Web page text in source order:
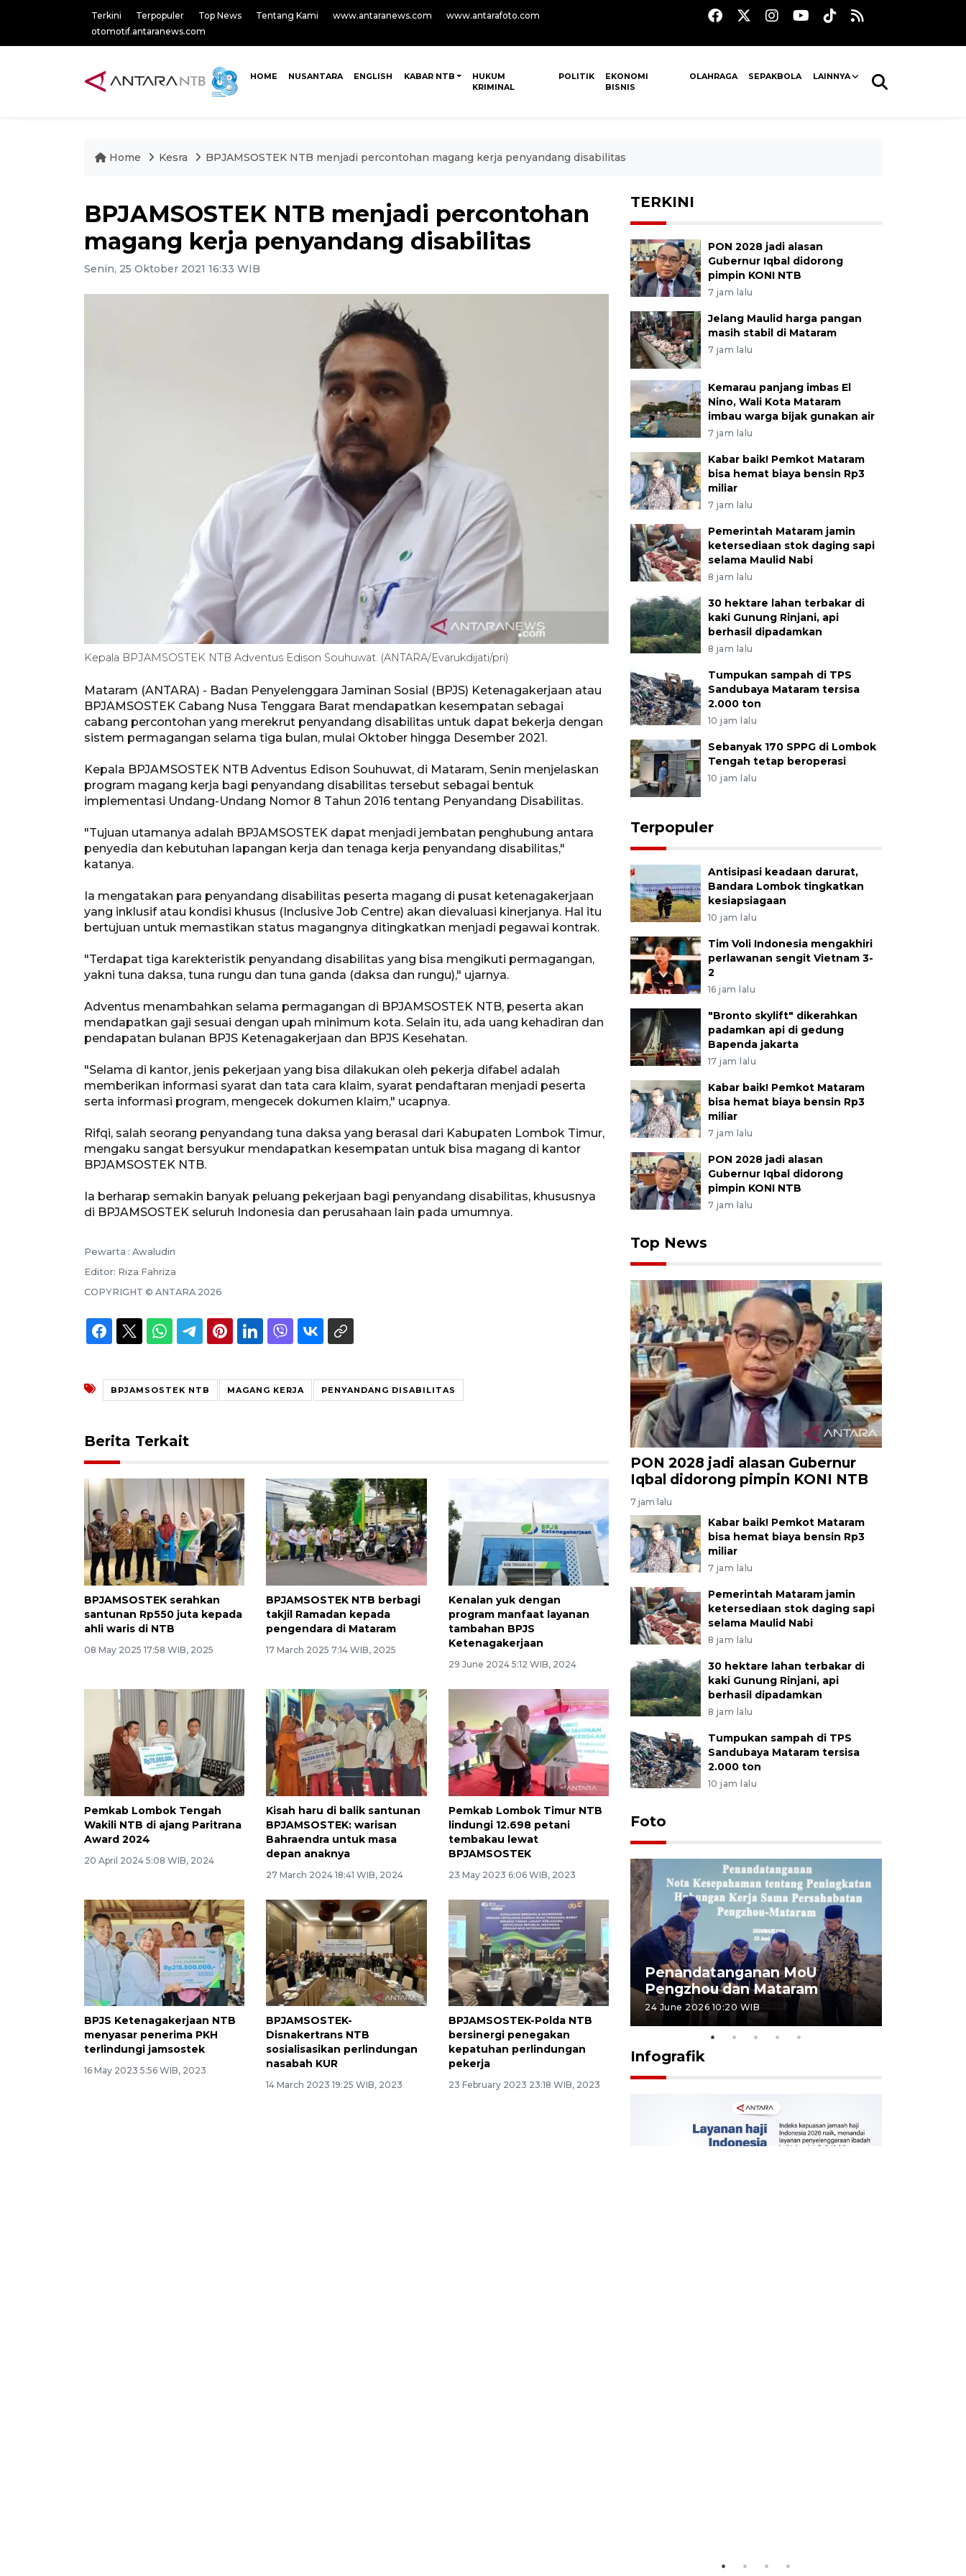
Terkini Terpopuler Top News Tentang Kami www.antaranews.com
www.antarafoto.com
otomotif.antaranews.com
HOME NUSANTARA ENGLISH KABAR NTB
HUKUM
KRIMINAL
POLITIK
EKONOMI
BISNIS
OLAHRAGA SEPAKBOLA LAINNYA
Home Kesra BPJAMSOSTEK NTB menjadi percontohan magang kerja penyandang disabilitas
BPJAMSOSTEK NTB menjadi percontohan
magang kerja penyandang disabilitas
Senin, 25 Oktober 2021 16:33 WIB
Kepala BPJAMSOSTEK NTB Adventus Edison Souhuwat. (ANTARA/Evarukdijati/pri)
Mataram (ANTARA) - Badan Penyelenggara Jaminan Sosial (BPJS) Ketenagakerjaan atau
BPJAMSOSTEK Cabang Nusa Tenggara Barat mendapatkan kesempatan sebagai
cabang percontohan yang merekrut penyandang disabilitas untuk dapat bekerja dengan
sistem permagangan selama tiga bulan, mulai Oktober hingga Desember 2021.
Kepala BPJAMSOSTEK NTB Adventus Edison Souhuwat, di Mataram, Senin menjelaskan
program magang kerja bagi penyandang disabilitas tersebut sebagai bentuk
implementasi Undang-Undang Nomor 8 Tahun 2016 tentang Penyandang Disabilitas.
"Tujuan utamanya adalah BPJAMSOSTEK dapat menjadi jembatan penghubung antara
penyedia dan kebutuhan lapangan kerja dan tenaga kerja penyandang disabilitas,"
katanya.
Ia mengatakan para penyandang disabilitas peserta magang di pusat ketenagakerjaan
yang inklusif atau kondisi khusus (Inclusive Job Centre) akan dievaluasi kinerjanya. Hal itu
bertujuan untuk memastikan status magangnya ditingkatkan menjadi pegawai kontrak.
"Terdapat tiga karekteristik penyandang disabilitas yang bisa mengikuti permagangan,
yakni tuna daksa, tuna rungu dan tuna ganda (daksa dan rungu)," ujarnya.
Adventus menambahkan selama permagangan di BPJAMSOSTEK NTB, peserta akan
mendapatkan gaji sesuai dengan upah minimum kota. Selain itu, ada uang kehadiran dan
pendapatan bulanan BPJS Ketenagakerjaan dan BPJS Kesehatan.
"Selama di kantor, jenis pekerjaan yang bisa dilakukan oleh pekerja difabel adalah
memberikan informasi syarat dan tata cara klaim, syarat pendaftaran menjadi peserta
serta informasi program, mengecek dokumen klaim," ucapnya.
Rifqi, salah seorang penyandang tuna daksa yang berasal dari Kabupaten Lombok Timur,
mengaku sangat bersyukur mendapatkan kesempatan untuk bisa magang di kantor
BPJAMSOSTEK NTB.
Ia berharap semakin banyak peluang pekerjaan bagi penyandang disabilitas, khususnya
di BPJAMSOSTEK seluruh Indonesia dan perusahaan lain pada umumnya.
Pewarta : Awaludin
Editor: Riza Fahriza
COPYRIGHT © ANTARA 2026
BPJAMSOSTEK NTB MAGANG KERJA PENYANDANG DISABILITAS
Berita Terkait
BPJAMSOSTEK serahkan
santunan Rp550 juta kepada
ahli waris di NTB
08 May 2025 17:58 WIB, 2025
BPJAMSOSTEK NTB berbagi
takjil Ramadan kepada
pengendara di Mataram
17 March 2025 7:14 WIB, 2025
Kenalan yuk dengan
program manfaat layanan
tambahan BPJS
Ketenagakerjaan
29 June 2024 5:12 WIB, 2024
Pemkab Lombok Tengah
Wakili NTB di ajang Paritrana
Award 2024
20 April 2024 5:08 WIB, 2024
Kisah haru di balik santunan
BPJAMSOSTEK: warisan
Bahraendra untuk masa
depan anaknya
27 March 2024 18:41 WIB, 2024
Pemkab Lombok Timur NTB
lindungi 12.698 petani
tembakau lewat
BPJAMSOSTEK
23 May 2023 6:06 WIB, 2023
BPJS Ketenagakerjaan NTB
menyasar penerima PKH
terlindungi jamsostek
16 May 2023 5:56 WIB, 2023
BPJAMSOSTEK-
Disnakertrans NTB
sosialisasikan perlindungan
nasabah KUR
14 March 2023 19:25 WIB, 2023
BPJAMSOSTEK-Polda NTB
bersinergi penegakan
kepatuhan perlindungan
pekerja
23 February 2023 23:18 WIB, 2023
TERKINI
PON 2028 jadi alasan
Gubernur Iqbal didorong
pimpin KONI NTB
7 jam lalu
Jelang Maulid harga pangan
masih stabil di Mataram
7 jam lalu
Kemarau panjang imbas El
Nino, Wali Kota Mataram
imbau warga bijak gunakan air
7 jam lalu
Kabar baik! Pemkot Mataram
bisa hemat biaya bensin Rp3
miliar
7 jam lalu
Pemerintah Mataram jamin
ketersediaan stok daging sapi
selama Maulid Nabi
8 jam lalu
30 hektare lahan terbakar di
kaki Gunung Rinjani, api
berhasil dipadamkan
8 jam lalu
Tumpukan sampah di TPS
Sandubaya Mataram tersisa
2.000 ton
10 jam lalu
Sebanyak 170 SPPG di Lombok
Tengah tetap beroperasi
10 jam lalu
Terpopuler
Antisipasi keadaan darurat,
Bandara Lombok tingkatkan
kesiapsiagaan
10 jam lalu
Tim Voli Indonesia mengakhiri
perlawanan sengit Vietnam 3-
2
16 jam lalu
"Bronto skylift" dikerahkan
padamkan api di gedung
Bapenda jakarta
17 jam lalu
Kabar baik! Pemkot Mataram
bisa hemat biaya bensin Rp3
miliar
7 jam lalu
PON 2028 jadi alasan
Gubernur Iqbal didorong
pimpin KONI NTB
7 jam lalu
Top News
PON 2028 jadi alasan Gubernur
Iqbal didorong pimpin KONI NTB
7 jam lalu
Kabar baik! Pemkot Mataram
bisa hemat biaya bensin Rp3
miliar
7 jam lalu
Pemerintah Mataram jamin
ketersediaan stok daging sapi
selama Maulid Nabi
8 jam lalu
30 hektare lahan terbakar di
kaki Gunung Rinjani, api
berhasil dipadamkan
8 jam lalu
Tumpukan sampah di TPS
Sandubaya Mataram tersisa
2.000 ton
10 jam lalu
Foto
Sidang putusan terdakwa
pembunuhan Brigadir Nurhadi
10 March 2026 12:55 WIB
Penandatanganan MoU
Pengzhou dan Mataram
24 June 2026 10:20 WIB
Infografik